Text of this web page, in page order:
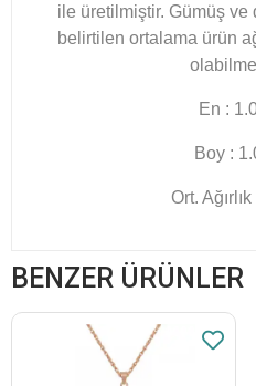
ile üretilmiştir. Gümüş
belirtilen ortalama ürün
En :
Boy :
Ort.
BENZER ÜRÜNLER